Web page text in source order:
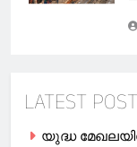
LATEST
യുദ്ധ